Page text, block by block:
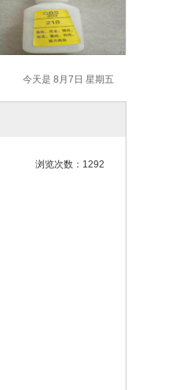
今天是 8月7日 星期五
浏览次数：1292